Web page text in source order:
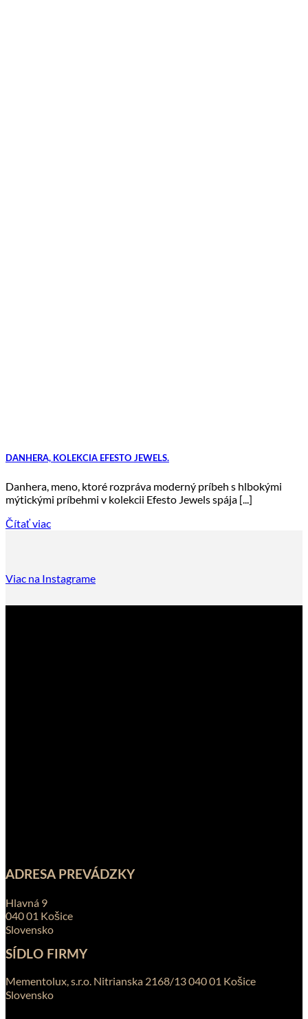
DANHERA, KOLEKCIA EFESTO JEWELS.
Danhera, meno, ktoré rozpráva moderný príbeh s hlbokými
mýtickými príbehmi v kolekcii Efesto Jewels spája [...]
Čítať viac
Viac na Instagrame
ADRESA PREVÁDZKY
Hlavná 9
040 01 Košice
Slovensko
SÍDLO FIRMY
Mementolux, s.r.o. Nitrianska 2168/13 040 01 Košice
Slovensko